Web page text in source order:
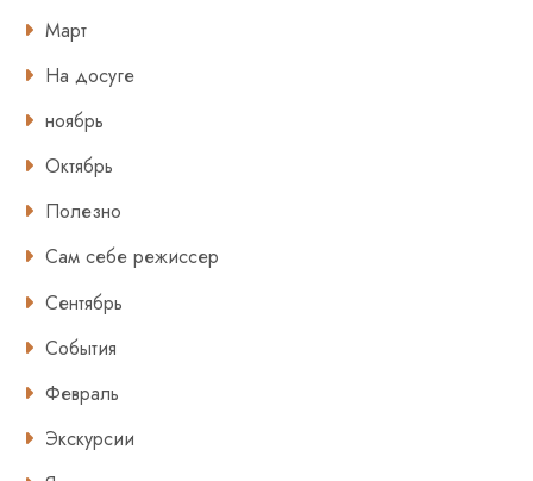
Март
На досуге
ноябрь
Октябрь
Полезно
Сам себе режиссер
Сентябрь
События
Февраль
Экскурсии